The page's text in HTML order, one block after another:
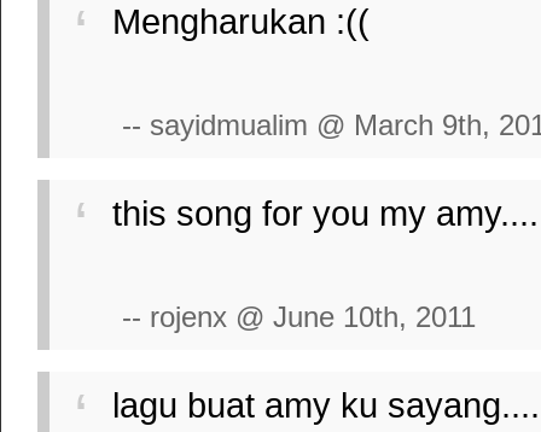
Mengharukan :((
-- sayidmualim @ March 9th,
this song for you my
-- rojenx @ June 10th, 2011
lagu buat amy ku